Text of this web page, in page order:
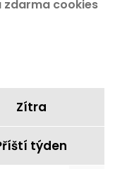
zdarma cookies
Zítra
týden